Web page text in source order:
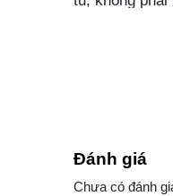
Đánh giá
Chưa có đánh